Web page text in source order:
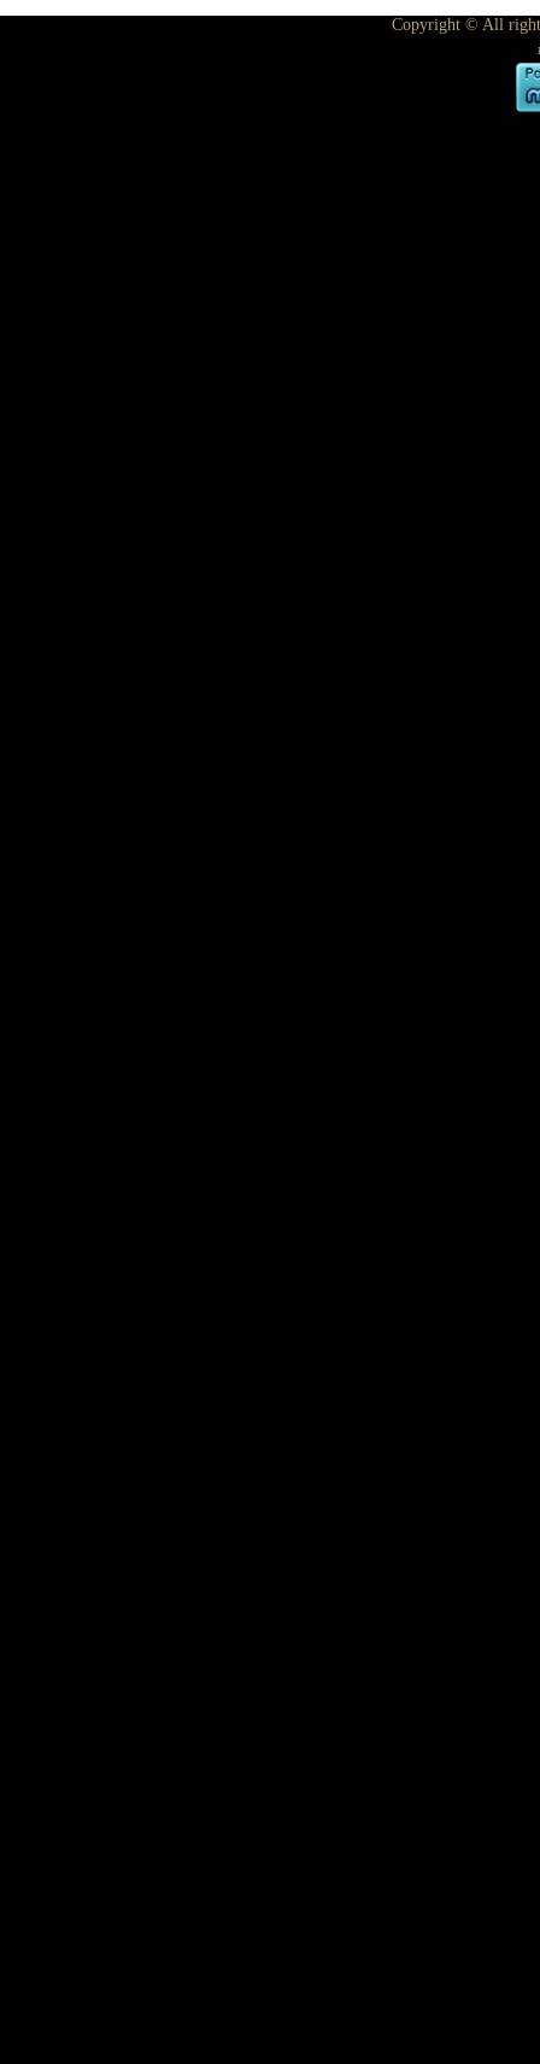
Copyright © All